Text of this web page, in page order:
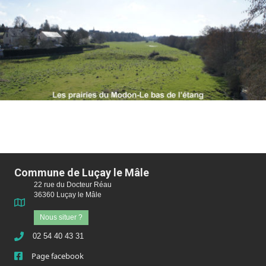
Commune de Luçay le Mâle
22 rue du Docteur Réau
36360 Luçay le Mâle
Nous situer ?
02 54 40 43 31
Page facebook